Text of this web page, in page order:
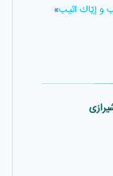
و إيّاك اثيب»